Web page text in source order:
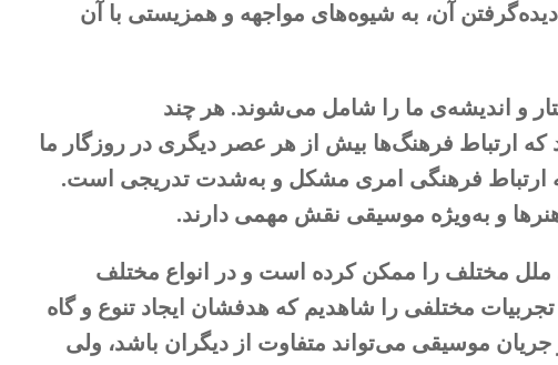
آن، به شیوه‌های مواجهه و همزیستی با آن
و اندیشه‌ی ما را شامل می‌شوند. هر چند
ارتباط فرهنگ‌ها بیش از هر عصر دیگری در روزگار ما
ارتباط فرهنگی امری مشکل و به‌شدت تدریجی است.
و به‌ویژه موسیقی نقش مهمی دارند.
مختلف را ممکن کرده است و در انواع مختلف
مختلفی را شاهدیم که هدفشان ایجاد تنوع و گاه
موسیقی می‌تواند متفاوت از دیگران باشد، ولی